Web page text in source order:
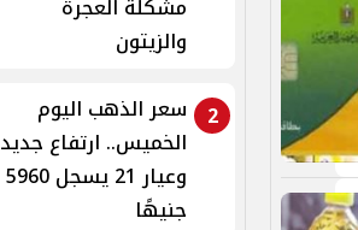
مشكلة العجرة
والزيتون
2
سعر الذهب اليوم
الخميس.. ارتفاع جديد
وعيار 21 يسجل 5960
جنيهًا